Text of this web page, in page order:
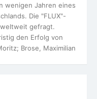
wenigen Jahren eines
Die "FLUX"-
gefragt.
den Erfolg von
Brose, Maximilian